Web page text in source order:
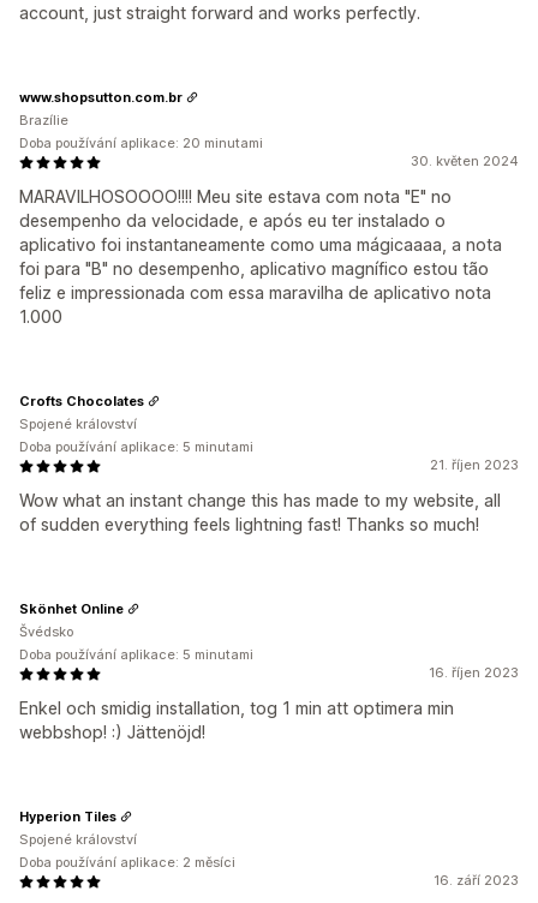
account, just straight forward and works perfectly.
30. květen 2024
MARAVILHOSOOOO!!!! Meu site estava com nota "E" no
desempenho da velocidade, e após eu ter instalado o
aplicativo foi instantaneamente como uma mágicaaaa, a nota
foi para "B" no desempenho, aplicativo magnífico estou tão
feliz e impressionada com essa maravilha de aplicativo nota
1.000
www.shopsutton.com.br
Brazílie
Doba používání aplikace: 20 minutami
21. říjen 2023
Wow what an instant change this has made to my website, all
of sudden everything feels lightning fast! Thanks so much!
Crofts Chocolates
Spojené království
Doba používání aplikace: 5 minutami
16. říjen 2023
Enkel och smidig installation, tog 1 min att optimera min
webbshop! :) Jättenöjd!
Skönhet Online
Švédsko
Doba používání aplikace: 5 minutami
16. září 2023
Hyperion Tiles
Spojené království
Doba používání aplikace: 2 měsíci